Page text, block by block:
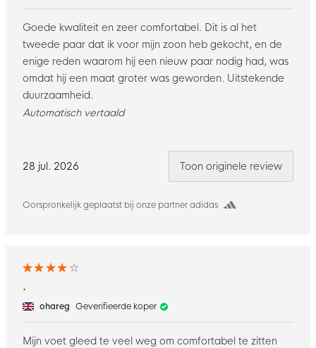
28 jul. 2026
Oorspronkelijk geplaatst bij onze partner adidas
Goede kwaliteit en zeer comfortabel. Dit is al het
tweede paar dat ik voor mijn zoon heb gekocht, en de
enige reden waarom hij een nieuw paar nodig had, was
omdat hij een maat groter was geworden. Uitstekende
duurzaamheid.
Automatisch vertaald
Toon originele review
.
ohareg Geverifieerde koper
Mijn voet gleed te veel weg om comfortabel te zitten